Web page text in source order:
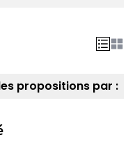
propositions par :